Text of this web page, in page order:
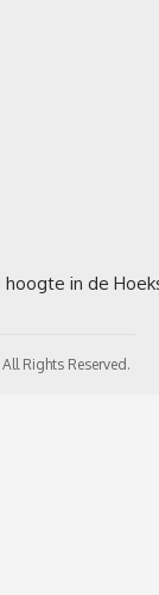
Rights Reserved.